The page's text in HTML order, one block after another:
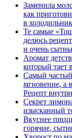
Заменила
как
в
Те самые
делюсь
и очень
Аромат
который тает
Самый частый
мгновение, а
Рецепт
Секрет
изысканный
Вкуснее
горячие,